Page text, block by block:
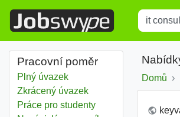
Title
Pracovní poměr
Plný úvazek
Zkrácený úvazek
Práce pro studenty
Domů